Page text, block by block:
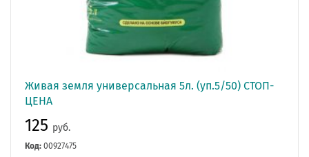
Живая земля универсальная 5л. (уп.5/50) СТОП-
ЦЕНА
125 руб.
Код: 00927475